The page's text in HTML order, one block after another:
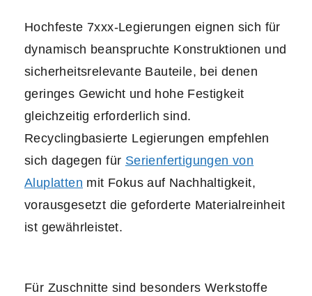
Hochfeste 7xxx-Legierungen eignen sich für
dynamisch beanspruchte Konstruktionen und
sicherheitsrelevante Bauteile, bei denen
geringes Gewicht und hohe Festigkeit
gleichzeitig erforderlich sind.
Recyclingbasierte Legierungen empfehlen
sich dagegen für Serienfertigungen von
Aluplatten mit Fokus auf Nachhaltigkeit,
vorausgesetzt die geforderte Materialreinheit
ist gewährleistet.
Für Zuschnitte sind besonders Werkstoffe